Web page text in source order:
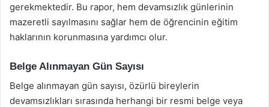
gerekmektedir. Bu rapor, hem devamsızlık günlerinin
mazeretli sayılmasını sağlar hem de öğrencinin eğitim
haklarının korunmasına yardımcı olur.
Belge Alınmayan Gün Sayısı
Belge alınmayan gün sayısı, özürlü bireylerin
devamsızlıkları sırasında herhangi bir resmi belge veya